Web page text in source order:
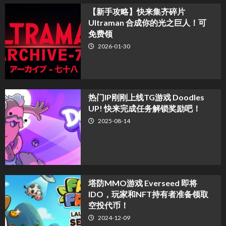
【新手攻略】快来集齐碎片
Ultraman 合成你的光之巨人！可
免费领
2026-01-30
热门IP刚刚上线TG游戏 Doodles
UP! 快来完成任务解锁奖励吧！
2025-08-14
塔防MMO游戏 Everseed 即将
IDO，玩家和NFT持有者准备领取
空投代币！
2024-12-09